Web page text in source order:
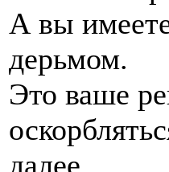
А вы
дерьмом.
Это ваше
далее.